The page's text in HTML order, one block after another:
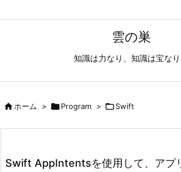
雲の巣
知識は力なり、知識は宝なり
ホーム > Program > Swift
Swift AppIntentsを使用して、アプ